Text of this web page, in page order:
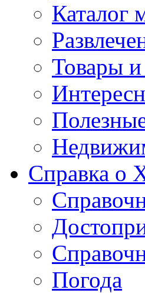
Каталог
Товары и
Справка о
Погода